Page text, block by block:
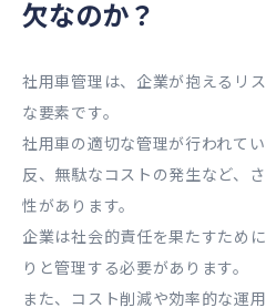
欠なのか？
社用車管理は、企業が抱えるリ
な要素です。
社用車の適切な管理が行われて
反、無駄なコストの発生など、
性があります。
企業は社会的責任を果たすため
りと管理する必要があります。
また、コスト削減や効率的な運